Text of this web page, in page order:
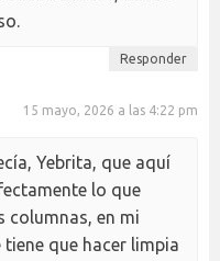
Responder
15 mayo, 2026 a las 4:22 pm
Yebrita, que aquí
lo que
columnas, en mi
que hacer limpia